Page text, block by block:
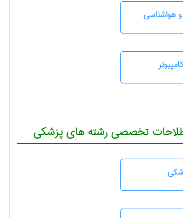
هواشناسی
تخصصی رشته های پزشکی